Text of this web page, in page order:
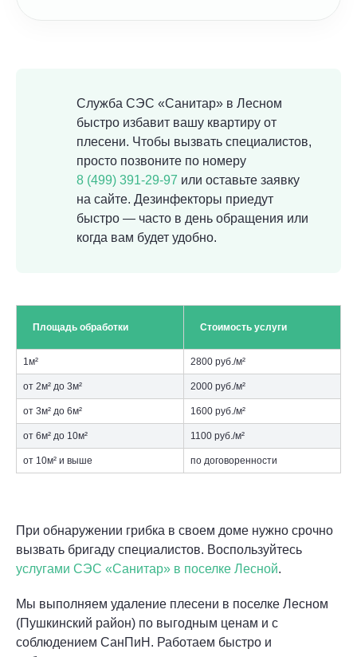
Служба СЭС «Санитар» в Лесном
быстро избавит вашу квартиру от
плесени. Чтобы вызвать специалистов,
просто позвоните по номеру
8 (499) 391-29-97 или оставьте заявку
на сайте. Дезинфекторы приедут
быстро — часто в день обращения или
когда вам будет удобно.
Площадь обработки Стоимость услуги
1м² 2800 руб./м²
от 2м² до 3м² 2000 руб./м²
от 3м² до 6м² 1600 руб./м²
от 6м² до 10м² 1100 руб./м²
от 10м² и выше по договоренности
При обнаружении грибка в своем доме нужно срочно
вызвать бригаду специалистов. Воспользуйтесь
услугами СЭС «Санитар» в поселке Лесной.
Мы выполняем удаление плесени в поселке Лесном
(Пушкинский район) по выгодным ценам и с
соблюдением СанПиН. Работаем быстро и